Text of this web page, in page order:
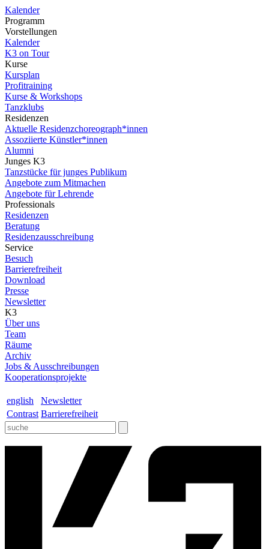
Kalender
Programm
Vorstellungen
Kalender
K3 on Tour
Kurse
Kursplan
Profitraining
Kurse & Workshops
Tanzklubs
Residenzen
Aktuelle Residenzchoreograph*innen
Assoziierte Künstler*innen
Alumni
Junges K3
Tanzstücke für junges Publikum
Angebote zum Mitmachen
Angebote für Lehrende
Professionals
Residenzen
Beratung
Residenzausschreibung
Service
Besuch
Barrierefreiheit
Download
Presse
Newsletter
K3
Über uns
Team
Räume
Archiv
Jobs & Ausschreibungen
Kooperationsprojekte
english
Newsletter
Contrast Barrierefreiheit